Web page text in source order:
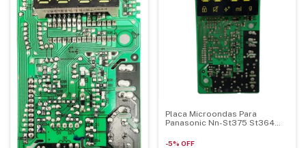
Placa Microondas Para
Panasonic Nn-St375 St364
-5% OFF